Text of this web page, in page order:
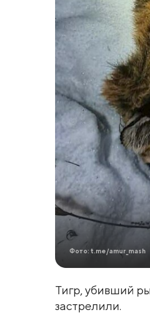
Фото: t.me/amur_mash
Тигр, убивший
застрелили.